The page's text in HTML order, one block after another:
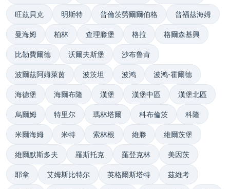
旺茲貝克 明斯特 普倫茨勞爾爾伯格 普福茲海姆
曼海姆 柏林 查理滕堡 格拉 格爾森基興
比勒費爾德 沃爾夫斯堡 沙布鲁肯
波爾茲阿姆萊茵 波茨坦 波鸿 波鸿-霍爾德
海德堡 海爾布隆 漢堡 漢堡中區 漢堡北區
烏爾姆 特里尔 瑪林塔爾 科布倫茨 科隆
米爾海姆 米特 索林根 維滕 維爾茨堡
維爾默斯多夫 羅斯托克 羅登克林 美因茨
耶拿 艾姆斯比特尔 英格爾斯塔特 茲維考